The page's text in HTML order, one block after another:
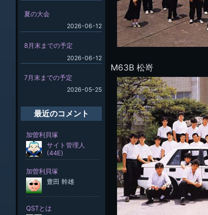
M63B 松嵜
夏の大会
2026-06-12
8月末までの予定
2026-06-12
7月末までの予定
2026-05-25
最近のコメント